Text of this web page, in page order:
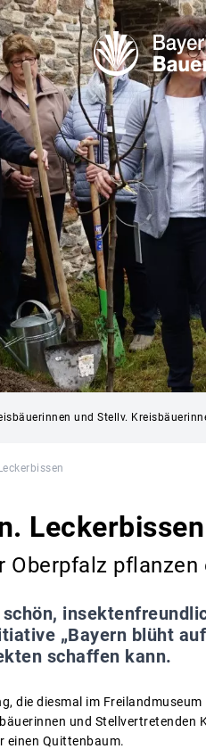
und Stellv.
Leckerbissen
Oberpfalz
schön,
„Bayern blüht
schaffen kann.
die diesmal im
und
einen Quittenbaum.